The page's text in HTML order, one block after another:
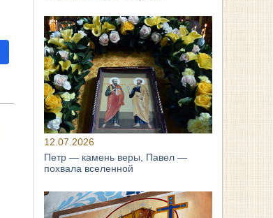
12.07.2026
Петр — камень веры, Павел —
похвала вселенной